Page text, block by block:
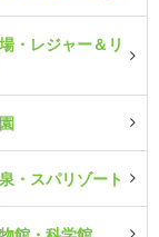
・レジャー＆リ
・スパリゾート